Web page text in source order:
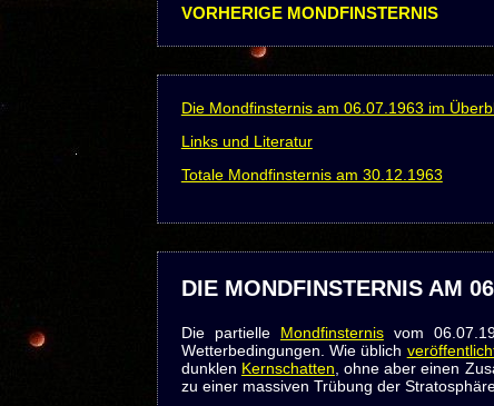
VORHERIGE MONDFINSTERNIS
Die Mondfinsternis am 06.07.1963 im
Links und Literatur
Totale Mondfinsternis am 30.12.1963
DIE MONDFINSTERNIS AM
Die partielle Mondfinsternisvom
Wetterbedingungen. Wie üblich
dunklen Kernschatten , ohne aber einen
zu einer massiven Trübung der